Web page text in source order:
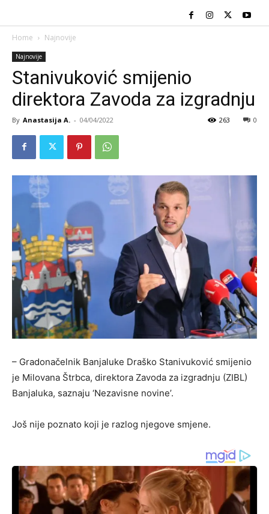
Home Najnovije
Najnovije
Stanivuković smijenio
direktora Zavoda za izgradnju
By Anastasija A. - 04/04/2022 0
263
– Gradonačelnik Banjaluke Draško Stanivuković smijenio
je Milovana Štrbca, direktora Zavoda za izgradnju (ZIBL)
Banjaluka, saznaju ‘Nezavisne novine’.
Još nije poznato koji je razlog njegove smjene.